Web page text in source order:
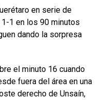
en serie de
1 en los 90 minutos
dando la sorpresa
el minuto 16 cuando
fuera del área en una
derecho de Unsaín,